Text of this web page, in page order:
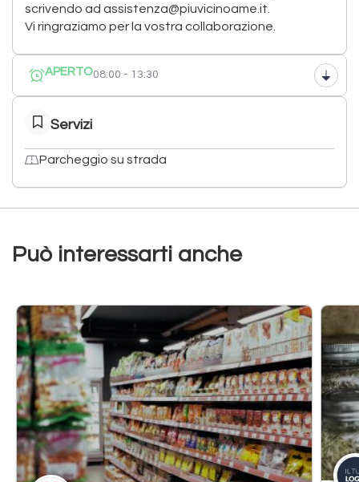
scrivendo ad assistenza@piuvicinoame.it.
Vi ringraziamo per la vostra collaborazione.
APERTO08:00 - 13:30
Servizi
Parcheggio su strada
Può interessarti anche